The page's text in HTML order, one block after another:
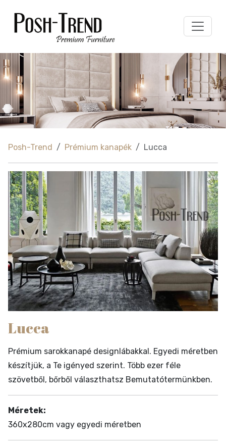
Posh-Trend Prémium kanapék Lucca
Lucca
Prémium sarokkanapé designlábakkal. Egyedi méretben
készítjük, a Te igényed szerint. Több ezer féle
szövetből, bőrből választhatsz Bemutatótermünkben.
Méretek:
360x280cm vagy egyedi méretben